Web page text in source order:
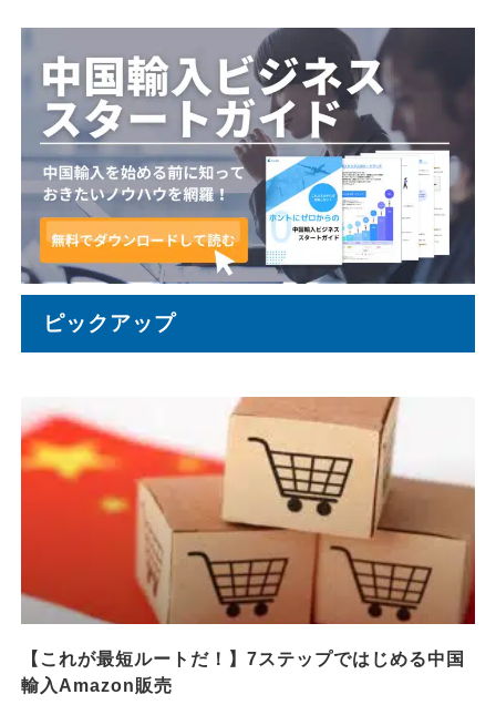
ピックアップ
【これが最短ルートだ！】7ステップではじめる中国
輸入Amazon販売